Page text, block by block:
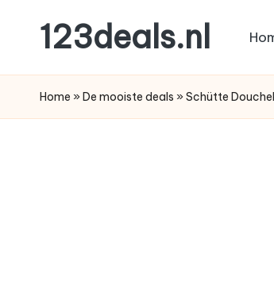
123deals.nl
leukste
deals
Home » De mooiste deals » Schütte